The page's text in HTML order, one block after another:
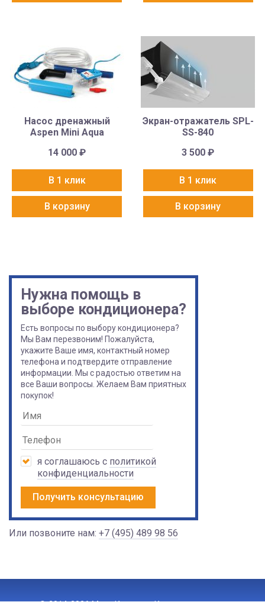
Насос дренажный
Aspen Mini Aqua
14 000₽
В 1 клик
В корзину
Экран-отражатель SPL-
SS-840
3 500₽
В 1 клик
В корзину
Нужна помощь в
выборе кондиционера?
Есть вопросы по выбору кондиционера?
Мы Вам перезвоним! Пожалуйста,
укажите Ваше имя, контактный номер
телефона и подтвердите отправление
информации. Мы с радостью ответим на
все Ваши вопросы. Желаем Вам приятных
покупок!
я соглашаюсь с политикой
конфиденциальности
Получить консультацию
Или позвоните нам: +7 (495) 489 98 56